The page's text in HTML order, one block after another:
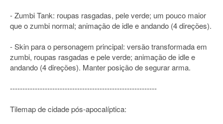
- Zumbi Tank: roupas rasgadas, pele verde; um pouco maior
que o zumbi normal; animação de idle e andando (4 direções).
- Skin para o personagem principal: versão transformada em
zumbi, roupas rasgadas e pele verde; animação de idle e
andando (4 direções). Manter posição de segurar arma.
-----------------------------------------------------------
Tilemap de cidade pós-apocalíptica: